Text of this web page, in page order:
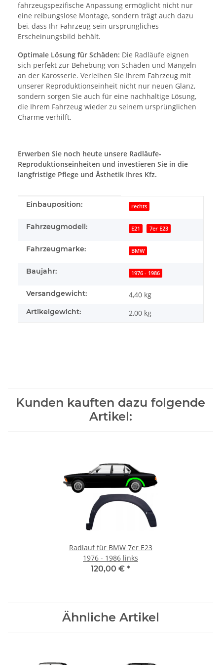
fahrzeugspezifische Anpassung ermöglicht nicht nur
eine reibungslose Montage, sondern trägt auch dazu
bei, dass Ihr Fahrzeug sein ursprüngliches
Erscheinungsbild behält.
Optimale Lösung für Schäden: Die Radläufe eignen
sich perfekt zur Behebung von Schäden und Mängeln
an der Karosserie. Verleihen Sie Ihrem Fahrzeug mit
unserer Reproduktionseinheit nicht nur neuen Glanz,
sondern sorgen Sie auch für eine nachhaltige Lösung,
die Ihrem Fahrzeug wieder zu seinem ursprünglichen
Charme verhilft.
Erwerben Sie noch heute unsere Radläufe-
Reproduktionseinheiten und investieren Sie in die
langfristige Pflege und Ästhetik Ihres Kfz.
Produkteigenschaft
Wert
Einbauposition: rechts
Fahrzeugmodell: E21 7er E23
Fahrzeugmarke: BMW
Baujahr: 1976 - 1986
Versandgewicht: 4,40 kg
Artikelgewicht: 2,00 kg
Kunden kauften dazu folgende
Artikel:
Radlauf für BMW 7er E23
1976 - 1986 links
120,00 € *
Ähnliche Artikel